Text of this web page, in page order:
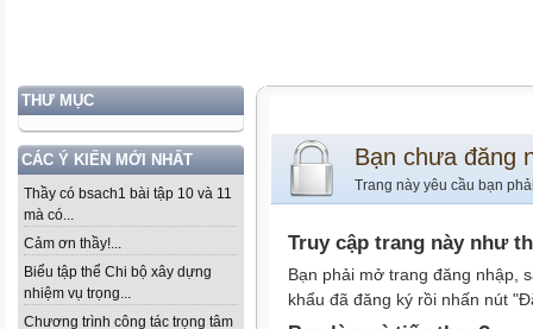
THƯ MỤC
CÁC Ý KIẾN MỚI NHẤT
Thầy có bsach1 bài tập 10 và 11
mà có...
Cảm ơn thầy!...
Biểu tập thể Chi bộ xây dựng
nhiệm vụ trọng...
Chương trình công tác trọng tâm
Bạn chưa đăng
Trang này yêu cầu bạn
Truy cập trang này như
Bạn phải mở trang đăng nhập,
khẩu đã đăng ký rồi nhấn nút